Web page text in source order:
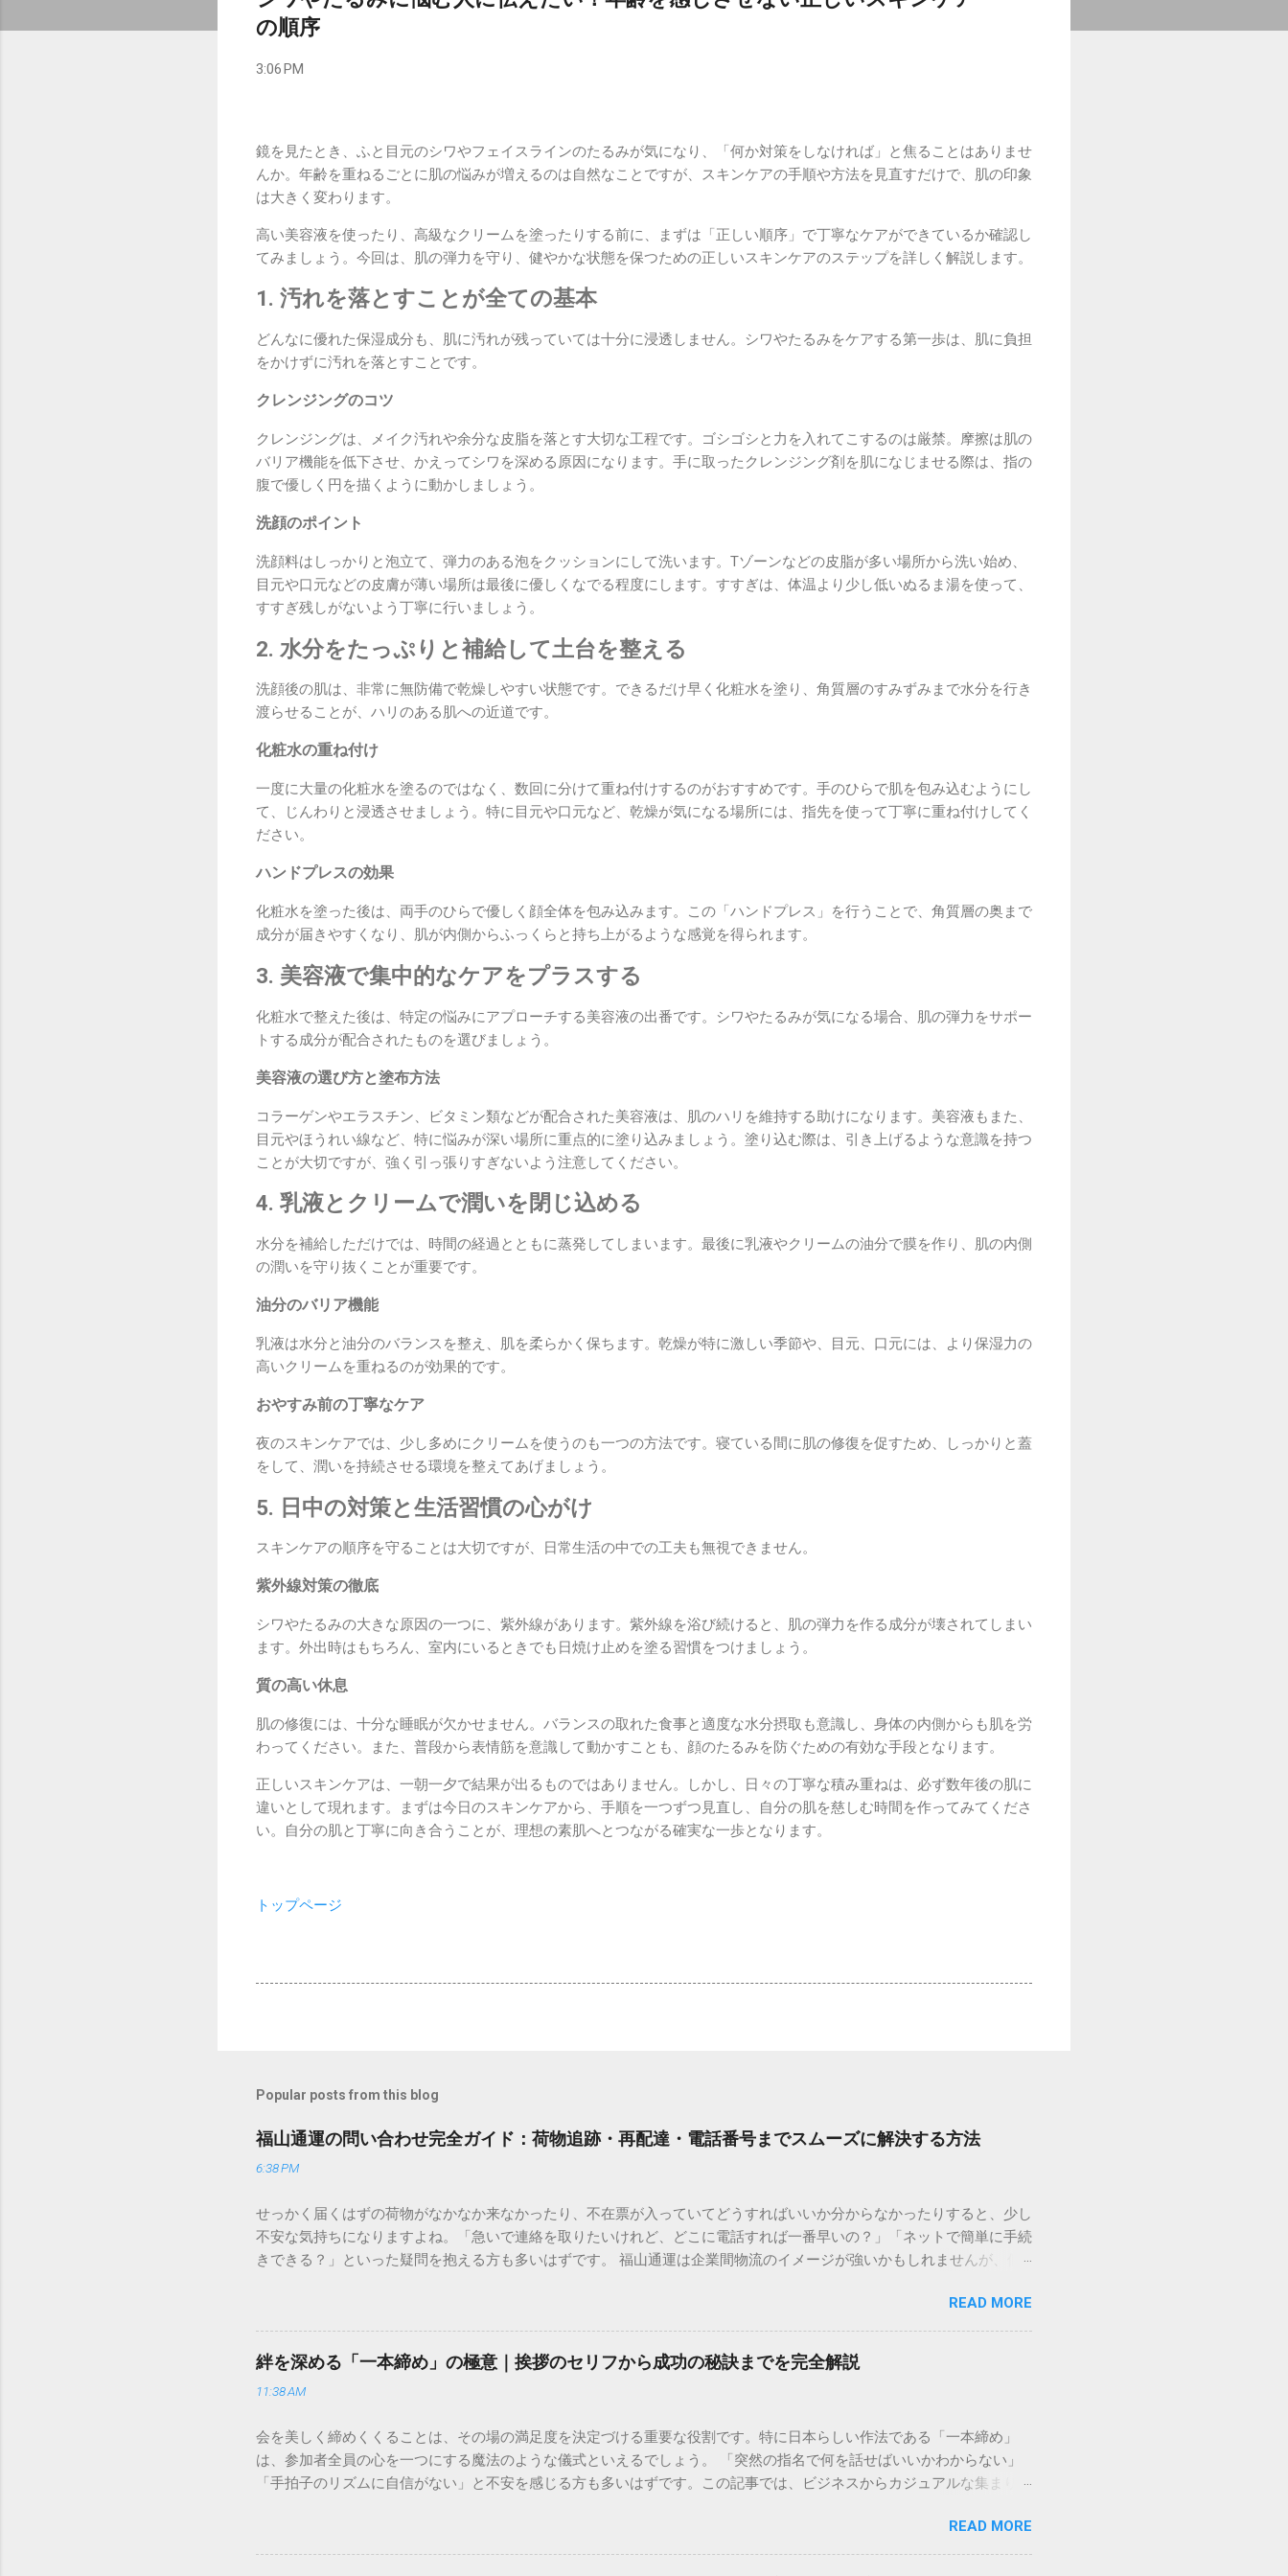
の順序
3:06 PM
鏡を見たとき、ふと目元のシワやフェイスラインのたるみが気になり、「何か対策をしなければ」と焦ることはありませ
んか。年齢を重ねるごとに肌の悩みが増えるのは自然なことですが、スキンケアの手順や方法を見直すだけで、肌の印象
は大きく変わります。
高い美容液を使ったり、高級なクリームを塗ったりする前に、まずは「正しい順序」で丁寧なケアができているか確認し
てみましょう。今回は、肌の弾力を守り、健やかな状態を保つための正しいスキンケアのステップを詳しく解説します。
1. 汚れを落とすことが全ての基本
どんなに優れた保湿成分も、肌に汚れが残っていては十分に浸透しません。シワやたるみをケアする第一歩は、肌に負担
をかけずに汚れを落とすことです。
クレンジングのコツ
クレンジングは、メイク汚れや余分な皮脂を落とす大切な工程です。ゴシゴシと力を入れてこするのは厳禁。摩擦は肌の
バリア機能を低下させ、かえってシワを深める原因になります。手に取ったクレンジング剤を肌になじませる際は、指の
腹で優しく円を描くように動かしましょう。
洗顔のポイント
洗顔料はしっかりと泡立て、弾力のある泡をクッションにして洗います。Tゾーンなどの皮脂が多い場所から洗い始め、
目元や口元などの皮膚が薄い場所は最後に優しくなでる程度にします。すすぎは、体温より少し低いぬるま湯を使って、
すすぎ残しがないよう丁寧に行いましょう。
2. 水分をたっぷりと補給して土台を整える
洗顔後の肌は、非常に無防備で乾燥しやすい状態です。できるだけ早く化粧水を塗り、角質層のすみずみまで水分を行き
渡らせることが、ハリのある肌への近道です。
化粧水の重ね付け
一度に大量の化粧水を塗るのではなく、数回に分けて重ね付けするのがおすすめです。手のひらで肌を包み込むようにし
て、じんわりと浸透させましょう。特に目元や口元など、乾燥が気になる場所には、指先を使って丁寧に重ね付けしてく
ださい。
ハンドプレスの効果
化粧水を塗った後は、両手のひらで優しく顔全体を包み込みます。この「ハンドプレス」を行うことで、角質層の奥まで
成分が届きやすくなり、肌が内側からふっくらと持ち上がるような感覚を得られます。
3. 美容液で集中的なケアをプラスする
化粧水で整えた後は、特定の悩みにアプローチする美容液の出番です。シワやたるみが気になる場合、肌の弾力をサポー
トする成分が配合されたものを選びましょう。
美容液の選び方と塗布方法
コラーゲンやエラスチン、ビタミン類などが配合された美容液は、肌のハリを維持する助けになります。美容液もまた、
目元やほうれい線など、特に悩みが深い場所に重点的に塗り込みましょう。塗り込む際は、引き上げるような意識を持つ
ことが大切ですが、強く引っ張りすぎないよう注意してください。
4. 乳液とクリームで潤いを閉じ込める
水分を補給しただけでは、時間の経過とともに蒸発してしまいます。最後に乳液やクリームの油分で膜を作り、肌の内側
の潤いを守り抜くことが重要です。
油分のバリア機能
乳液は水分と油分のバランスを整え、肌を柔らかく保ちます。乾燥が特に激しい季節や、目元、口元には、より保湿力の
高いクリームを重ねるのが効果的です。
おやすみ前の丁寧なケア
夜のスキンケアでは、少し多めにクリームを使うのも一つの方法です。寝ている間に肌の修復を促すため、しっかりと蓋
をして、潤いを持続させる環境を整えてあげましょう。
5. 日中の対策と生活習慣の心がけ
スキンケアの順序を守ることは大切ですが、日常生活の中での工夫も無視できません。
紫外線対策の徹底
シワやたるみの大きな原因の一つに、紫外線があります。紫外線を浴び続けると、肌の弾力を作る成分が壊されてしまい
ます。外出時はもちろん、室内にいるときでも日焼け止めを塗る習慣をつけましょう。
質の高い休息
肌の修復には、十分な睡眠が欠かせません。バランスの取れた食事と適度な水分摂取も意識し、身体の内側からも肌を労
わってください。また、普段から表情筋を意識して動かすことも、顔のたるみを防ぐための有効な手段となります。
正しいスキンケアは、一朝一夕で結果が出るものではありません。しかし、日々の丁寧な積み重ねは、必ず数年後の肌に
違いとして現れます。まずは今日のスキンケアから、手順を一つずつ見直し、自分の肌を慈しむ時間を作ってみてくださ
い。自分の肌と丁寧に向き合うことが、理想の素肌へとつながる確実な一歩となります。
トップページ
Popular posts from this blog
福山通運の問い合わせ完全ガイド：荷物追跡・再配達・電話番号までスムーズに解決する方法
6:38 PM
せっかく届くはずの荷物がなかなか来なかったり、不在票が入っていてどうすればいいか分からなかったりすると、少し
不安な気持ちになりますよね。「急いで連絡を取りたいけれど、どこに電話すれば一番早いの？」「ネットで簡単に手続
きできる？」といった疑問を抱える方も多いはずです。 福山通運は企業間物流のイメージが強いかもしれませんが、個
は、荷物の追跡確認から営業所への電話連絡、再配達の依頼手順まで、初めての方でも迷わずに解決できる方法を詳しく
解説します。 福山通運のサービスの特徴と強み 福山通運は日本全国に広範なネットワークを持つ大手運送会社です。特
に重量物や大型の荷物、そして企業間の輸送において圧倒的な実績を誇ります。 個人で利用する場合、他の宅配業者と
少し異なる点として「営業所ごとの対応が非常にきめ細かい」という特徴があります。地域に密着した各拠点が配送をコ
ントロールしているため、現場の状況に合わせた柔軟な相談がしやすいのがメリットです。まずは、今抱えている悩みが
わせの電話をかける前に、まずは「お荷物配達状況照会」を確認するのが最も効率的です。現在の荷物がいったいどこに
あるのか、いつ届く予定なのかは、お手元の番号一つで判明します。 伝票番号（お問い合わせ番号）を準備する : 送り状
（伝票）の控えに記載されている、数字の並びを確認してください。これが荷物の識別番号になります。 確認できる内
テータス。 メリット : 24時間いつでも自分のペースで確認できるため、電話がつながるのを待つ必要がありません。 ス
マートフォンやパソコンでの操作 : 専用の入力フォームに番号を記載するだけで、リアルタイムの状況が表示されます。
READ MORE
絆を深める「一本締め」の極意｜挨拶のセリフから成功の秘訣までを完全解説
11:38 AM
会を美しく締めくくることは、その場の満足度を決定づける重要な役割です。特に日本らしい作法である「一本締め」
は、参加者全員の心を一つにする魔法のような儀式といえるでしょう。 「突然の指名で何を話せばいいかわからない」
「手拍子のリズムに自信がない」と不安を感じる方も多いはずです。この記事では、ビジネスからカジュアルな集まりま
解説します。 一本締めとは？その本質と効果 一本締めは、単に手を叩いて終わらせる作業ではありません。その時間、
その場所で共有した喜びや感謝を、全員の手拍子という形にして刻み込む伝統的な儀礼です。 一本締めがもたらすポジ
READ MORE